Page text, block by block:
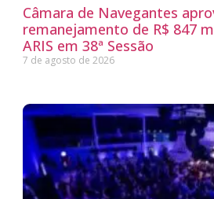
Câmara de Navegantes
remanejamento de R$ 847
ARIS em 38ª Sessão
7 de agosto de 2026